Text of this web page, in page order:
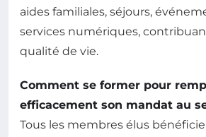
aides familiales, séjours,
services numériques,
qualité de vie.
Comment se former pour
efficacement son mandat au
Tous les membres élus